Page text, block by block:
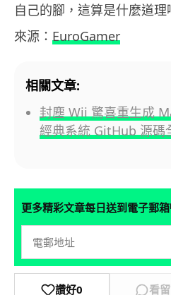
自己的腳，這算是什麼道理
來源： EuroGamer
相關文章:
封塵 Wii 驚喜重生成
經典系統 GitHub 源碼
更多精彩文章每日送到電子郵箱
讚好0 看